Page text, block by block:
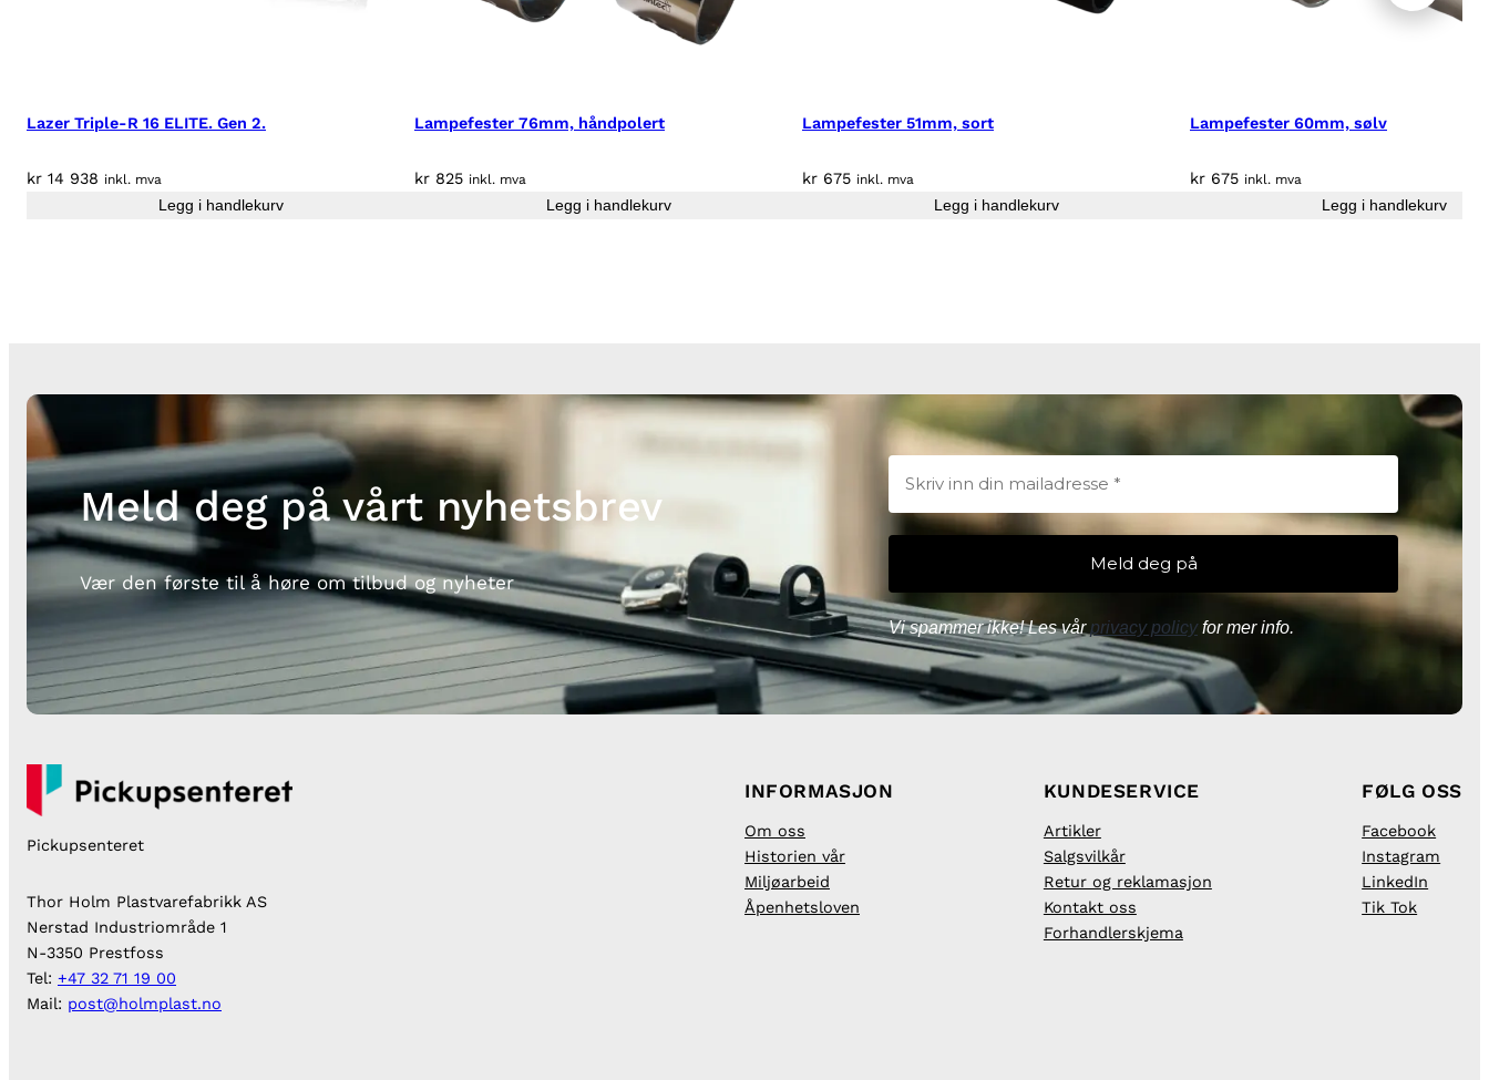
Lazer Triple-R 16 ELITE. Gen 2.
kr 14 938 inkl. mva
Legg i handlekurv
Lampefester 76mm, håndpolert
kr 825 inkl. mva
Legg i handlekurv
Lampefester 51mm, sort
kr 675 inkl. mva
Legg i handlekurv
Lampefester 60mm, sølv
kr 675 inkl. mva
Legg i handlekurv
Meld deg på vårt nyhetsbrev
Vær den første til å høre om tilbud og nyheter
Vi spammer ikke! Les vårprivacy policyfor mer info.
Pickupsenteret
Thor Holm Plastvarefabrikk AS
Nerstad Industriområde 1
N-3350 Prestfoss
Tel: +47 32 71 19 00
Mail: post@holmplast.no
INFORMASJON
Om oss
Historien vår
Miljøarbeid
Åpenhetsloven
KUNDESERVICE
Artikler
Salgsvilkår
Retur og reklamasjon
Kontakt oss
Forhandlerskjema
FØLG OSS
Facebook
Instagram
LinkedIn
Tik Tok